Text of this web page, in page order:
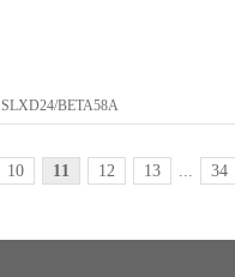
SLXD24/BETA58A
10 11 12 13 34